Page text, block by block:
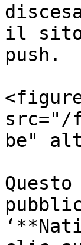
il sito
push.
src="/
be"